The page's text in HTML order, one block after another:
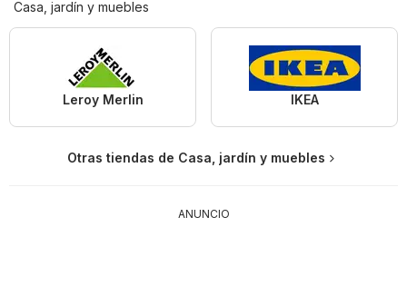
Casa, jardín y muebles
Leroy Merlin IKEA
Otras tiendas de Casa, jardín y muebles
ANUNCIO